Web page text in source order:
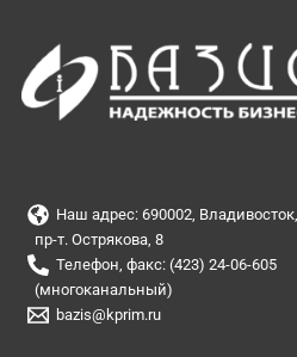
Наш адрес: 690002, Владивосток,
пр-т. Острякова, 8
Телефон, факс: (423) 24-06-605
(многоканальный)
bazis@kprim.ru